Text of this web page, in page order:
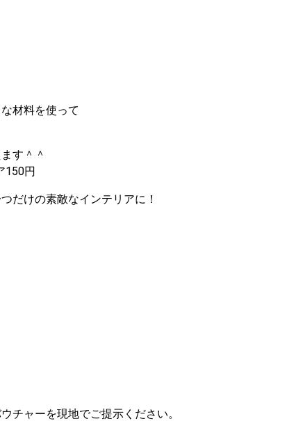
材料を使って
す＾＾
150円
だけの素敵なインテリアに！
チャーを現地でご提示ください。